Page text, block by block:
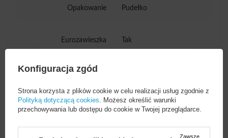
Opakowanie Pudełko
Eurozawieszka Tak
Potrzebujesz pomocy? Masz pytania?
niezwłocznie, najciekawsze pytania i
ZADAJ PYTANIE
Konfiguracja zgód
Strona korzysta z plików cookie w celu realizacji usług zgodnie z
Polityką dotyczącą cookies . Możesz określić warunki
przechowywania lub dostępu do cookie w Twojej przeglądarce.
Zawsze